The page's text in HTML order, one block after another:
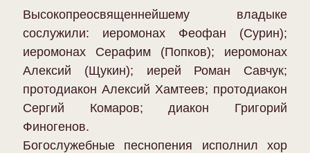
Высокопреосвященнейшему владыке
сослужили: иеромонах Феофан (Сурин);
иеромонах Серафим (Попков); иеромонах
Алексий (Щукин); иерей Роман Савчук;
протодиакон Алексий Хамтеев; протодиакон
Сергий Комаров; диакон Григорий
Финогенов.
Богослужебные песнопения исполнил хор